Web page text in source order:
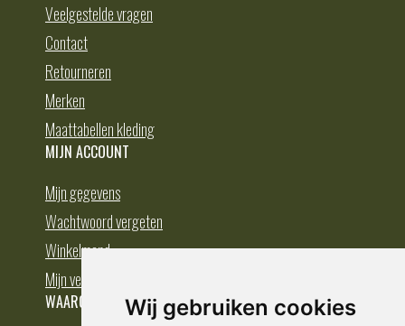
Wij gebruiken cookies
Veelgestelde vragen
Contact
Retourneren
Merken
Maattabellen kleding
MIJN ACCOUNT
Mijn gegevens
Wachtwoord vergeten
Winkelmand
Mijn verlanglijst
WAAROM BESTELLEN BIJ DEDUMP.NL